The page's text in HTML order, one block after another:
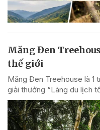
Măng Đen
thế giới
Măng Đen Treehouse là 1
giải thưởng “Làng du lịch